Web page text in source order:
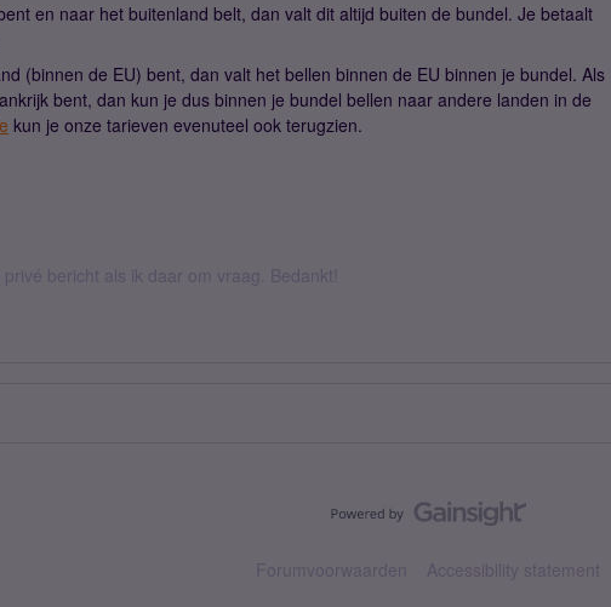
en naar het buitenland belt, dan valt dit altijd buiten de bundel. Je betaalt
(binnen de EU) bent, dan valt het bellen binnen de EU binnen je bundel. Als
bent, dan kun je dus binnen je bundel bellen naar andere landen in de
kun je onze tarieven evenuteel ook terugzien.
bericht als ik daar om vraag. Bedankt!
Forumvoorwaarden Accessibility statement